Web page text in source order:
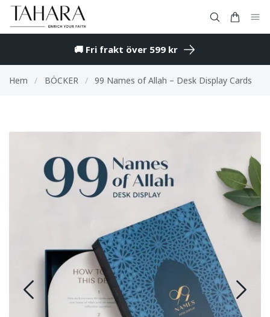
🚚 Fri frakt över 599 kr
Hem / BÖCKER / 99 Names of Allah – Desk Display Cards